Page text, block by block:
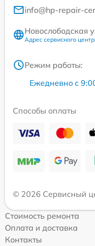
info@hp-repair-
Новослободская
Адрес сервисного
Режим работы:
Ежедневно с
Способы оплаты
© 2026 Сервисный
Стоимость ремонта
Оплата и доставка
Контакты